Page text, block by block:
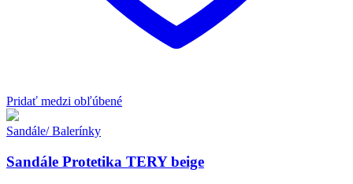
Pridať medzi obľúbené
Sandále/ Balerínky
Sandále Protetika TERY beige